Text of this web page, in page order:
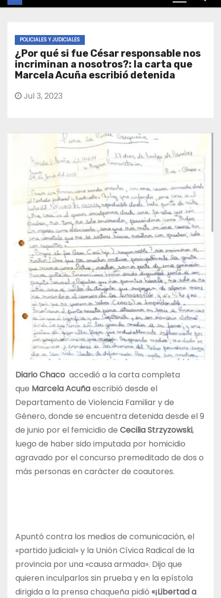
POLICIALES Y JUDICIALES
¿Por qué si fue César responsable nos
incriminan a nosotros?: la carta que
Marcela Acuña escribió detenida
Jul 3, 2023
Diario Chaco accedió a la carta completa
que Marcela Acuñaescribió desde el
Departamento de Violencia Familiar y de
Género, donde se encuentra detenida desde el 9
de junio por el femicidio de Cecilia Strzyzowski,
luego de haber sido imputada por homicidio
agravado por el concurso premeditado de dos o
más personas en carácter de coautores.
Apuntó contra los medios de comunicación, el
«partido judicial» y la Unión Cívica Radical de la
provincia por una «causa armada». Dijo que
quieren inculparlos sin prueba y en la epístola
dirigida a la prensa chaqueña pidió «¡Libertad a